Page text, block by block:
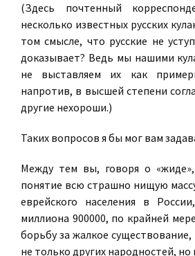
(Здесь почтенный
несколько известных русских
том смысле, что русские не
доказывает? Ведь мы нашими
не выставляем их как
напротив, в высшей степени
другие нехороши.)
Таких вопросов я бы мог вам
Между тем вы, говоря о
понятие всю страшно нищую
еврейского населения в
миллиона 900000, по крайней
борьбу за жалкое
не только других народностей,